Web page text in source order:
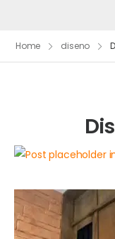
Home diseno